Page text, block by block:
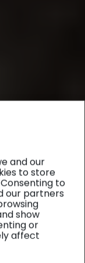
and our
to store
to
our partners
show
or
affect